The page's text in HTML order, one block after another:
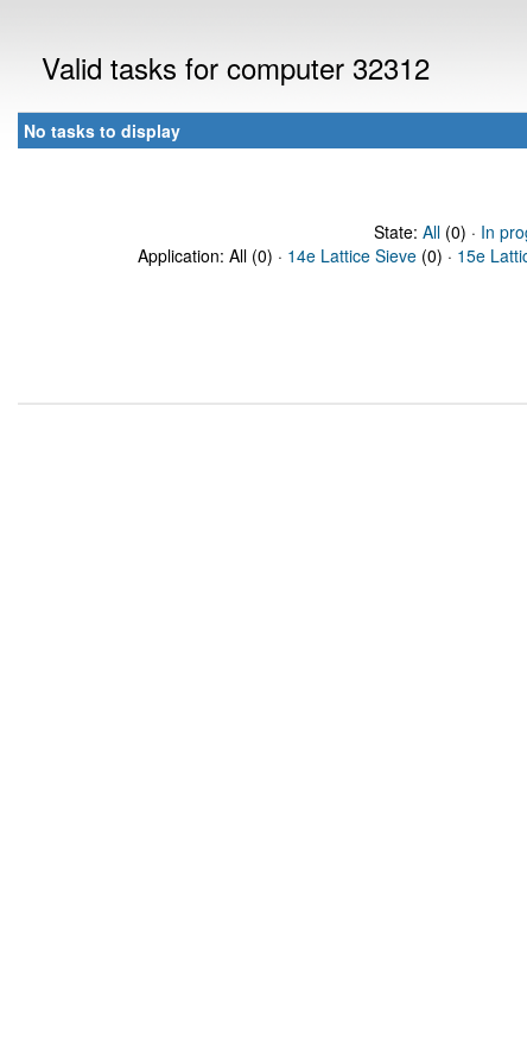
Valid tasks for computer 32312
No tasks to display
State: All(0) · In
Application: All (0) · 14e Lattice Sieve (0) · 15e